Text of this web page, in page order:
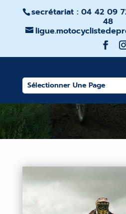
secrétariat : 04 42 09
48
Sélectionner Une Page